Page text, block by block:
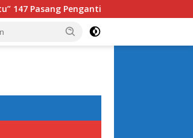
Permudah Legalitas Keluarga